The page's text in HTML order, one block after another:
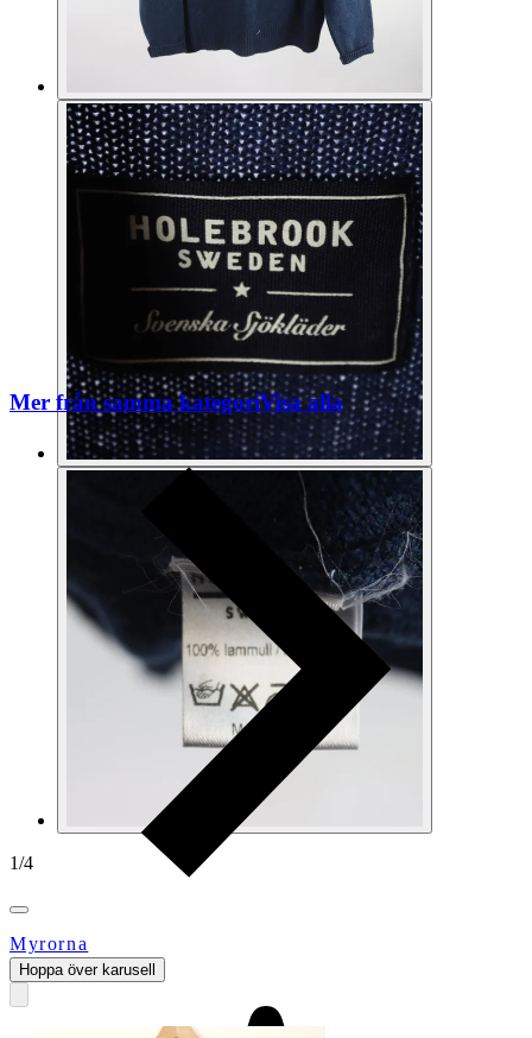
1/4
Myrorna
Mer från samma kategoriVisa alla
Hoppa över karusell